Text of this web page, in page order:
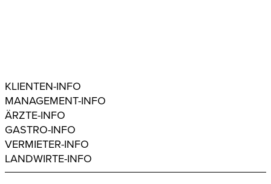
KLIENTEN-INFO
MANAGEMENT-INFO
ÄRZTE-INFO
GASTRO-INFO
VERMIETER-INFO
LANDWIRTE-INFO